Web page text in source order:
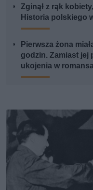
Zginął z rąk
Historia polskiego
Pierwsza żona
godzin. Zamiast jej
ukojenia w